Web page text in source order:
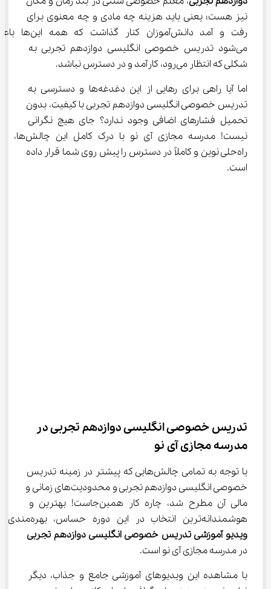
نیز هست؛ یعنی باید هزینه چه مادی و چه معنوی برای
رفت و آمد دانش‌آموزان کنار گذاشت که
می‌شود تدریس خصوصی انگلیسی دوازدهم تجربی به
شکلی که انتظار می‌رود، کارآمد و در دسترس نباشد.
اما آیا راهی برای رهایی از این دغدغه‌ها و دسترسی به
تدریس خصوصی انگلیسی دوازدهم تجربی با کیفیت، بدون
تحمیل فشارهای اضافی وجود ندارد؟ جای هیچ نگرانی
نیست! مدرسه مجازی آی ‌نو با درک کامل این چالش‌ها،
راه‌حلی نوین و کاملاً در دسترس را پیش روی شما قرار داده
است.
تدریس خصوصی انگلیسی دوازدهم تجربی در
مدرسه مجازی آی‌ نو
با توجه به تمامی چالش‌هایی که پیشتر در زمینه تدریس
خصوصی انگلیسی دوازدهم تجربی و محدودیت‌های زمانی و
مالی آن مطرح شد، چاره کار همین‌جاست! بهترین و
هوشمندانه‌ترین انتخاب در این دوره حساس، بهره‌مندی از
ویدیو آموزشی تدریس خصوصی انگلیسی دوازدهم تجربی
در مدرسه مجازی آی ‌نو است.
با مشاهده این ویدیوهای آموزشی جامع و جذاب، دیگر